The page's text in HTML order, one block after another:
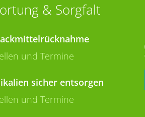
& Sorgfalt
und Termine
sicher entsorgen
und Termine